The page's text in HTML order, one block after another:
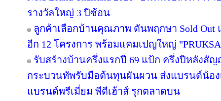
รางวัลใหญ่ 3 ปีซ้อน
ลูกค้าเลือกบ้านคุณภาพ ดันพฤกษา Sold Out
อีก 12 โครงการ พร้อมแคมเปญใหญ่ "PRUKSA
รับสร้างบ้านครึ่งแรกปี 69 แป้ก ครึ่งปีหลัง
กระบวนทัพรับมือต้นทุนผันผวน ส่งแบรนด์น้อง
แบรนด์พรีเมี่ยม พีดีเฮ้าส์ รุกตลาดบน